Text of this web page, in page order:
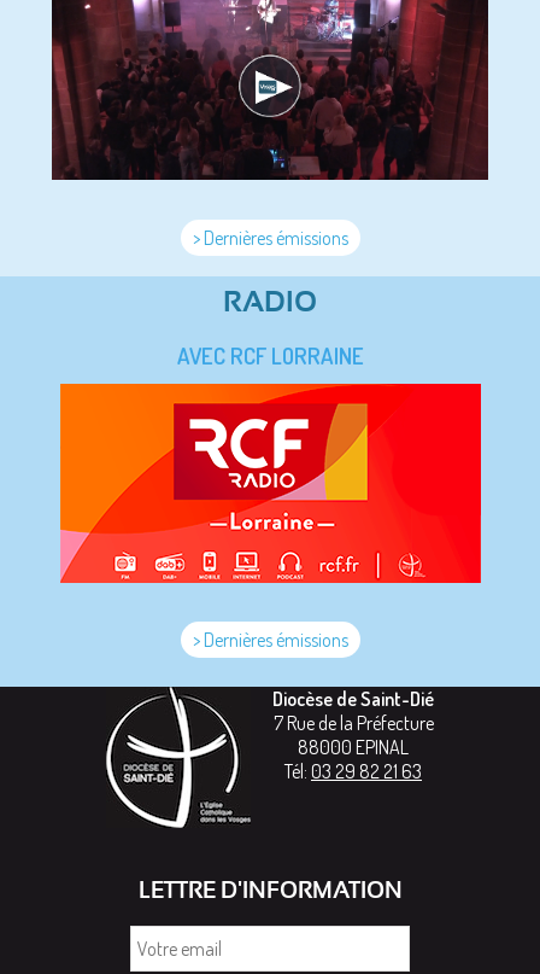
> Dernières émissions
RADIO
AVEC RCF LORRAINE
> Dernières émissions
Diocèse de Saint-Dié
7 Rue de la Préfecture
88000 EPINAL
Tél: 03 29 82 21 63
LETTRE D'INFORMATION